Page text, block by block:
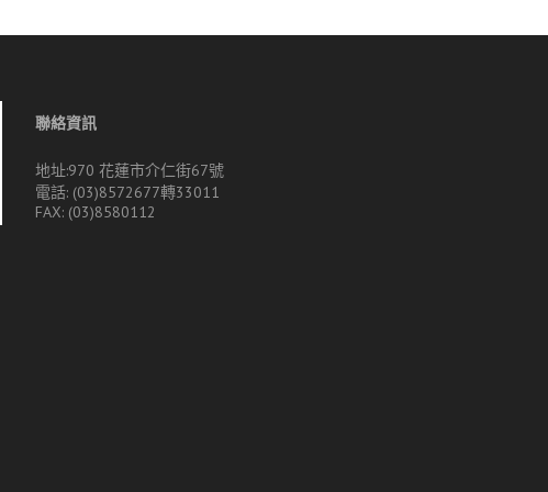
聯絡資訊
地址:970 花蓮市介仁街67號
電話: (03)8572677轉33011
FAX: (03)8580112